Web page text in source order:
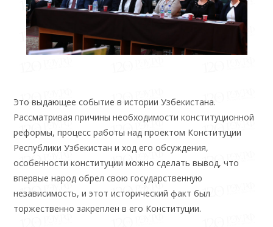
Это выдающее событие в истории Узбекистана.
Рассматривая причины необходимости конституционной
реформы, процесс работы над проектом Конституции
Республики Узбекистан и ход его обсуждения,
особенности конституции можно сделать вывод, что
впервые народ обрел свою государственную
независимость, и этот исторический факт был
торжественно закреплен в его Конституции.